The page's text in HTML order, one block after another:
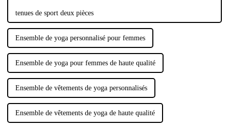
tenues de sport deux pièces
Ensemble de yoga personnalisé pour femmes
Ensemble de yoga pour femmes de haute qualité
Ensemble de vêtements de yoga personnalisés
Ensemble de vêtements de yoga de haute qualité